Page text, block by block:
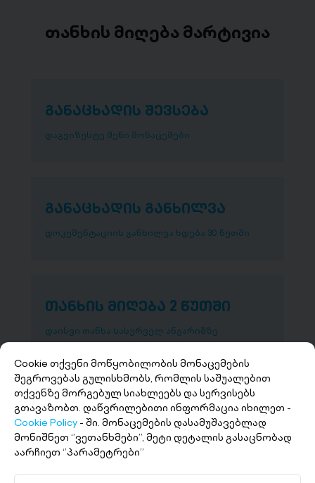
თანხის მიღება მარტივია
განაცხადის შევსება
დაგვიზუსტე შენი მონაცემები
განაცხადის განხილვა
დოკუმენტაციის განხილვა ხდება 30 წუთში
თანხის მიღება 2 წუთში
დაისვი თანხა სასურველ ანგარიშზე
Cookie თქვენი მოწყობილობის მონაცემების
შეგროვებას გულისხმობს, რომლის საშუალებით
თქვენზე მორგებულ სიახლეებს და სერვისებს
გთავაზობთ. დაწვრილებითი ინფორმაცია იხილეთ -
Cookie Policy - ში. მონაცემების დასამუშავებლად
მონიშნეთ ‘’ვეთანხმები’’, მეტი დეტალის გასაცნობად
აარჩიეთ ‘’პარამეტრები’’